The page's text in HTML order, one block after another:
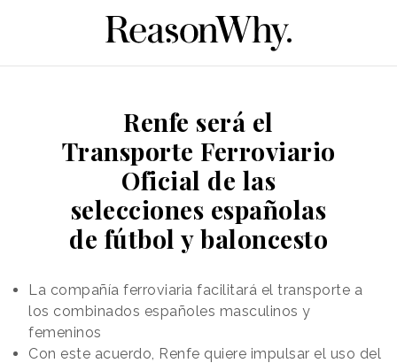
Renfe será el
Transporte Ferroviario
Oficial de las
selecciones españolas
de fútbol y baloncesto
La compañía ferroviaria facilitará el transporte a
los combinados españoles masculinos y
femeninos
Con este acuerdo, Renfe quiere impulsar el uso del